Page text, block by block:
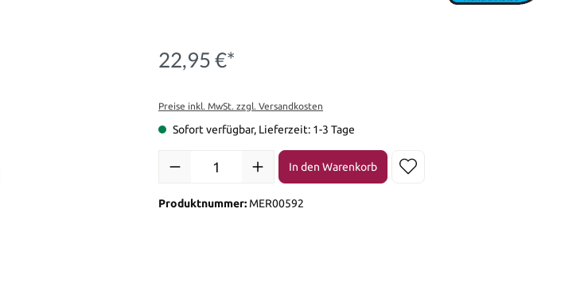
22,95 €*
Preise inkl. MwSt. zzgl. Versandkosten
Sofort verfügbar, Lieferzeit: 1-3 Tage
Produkt Anzahl: Gib den gewünschten Wert ein oder benutze die
In den Warenkorb
Produktnummer: MER00592